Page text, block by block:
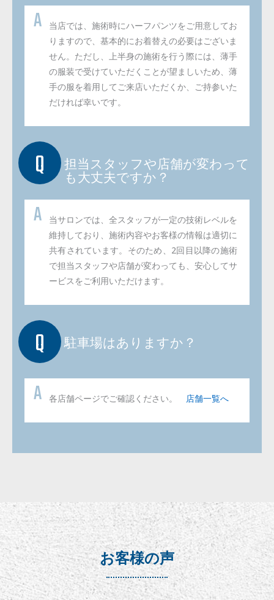
当店では、施術時にハーフパンツをご用意してお
りますので、基本的にお着替えの必要はございま
せん。ただし、上半身の施術を行う際には、薄手
の服装で受けていただくことが望ましいため、薄
手の服を着用してご来店いただくか、ご持参いた
だければ幸いです。
担当スタッフや店舗が変わって
も大丈夫ですか？
当サロンでは、全スタッフが一定の技術レベルを
維持しており、施術内容やお客様の情報は適切に
共有されています。そのため、2回目以降の施術
で担当スタッフや店舗が変わっても、安心してサ
ービスをご利用いただけます。
駐車場はありますか？
各店舗ページでご確認ください。 店舗一覧へ
お客様の声